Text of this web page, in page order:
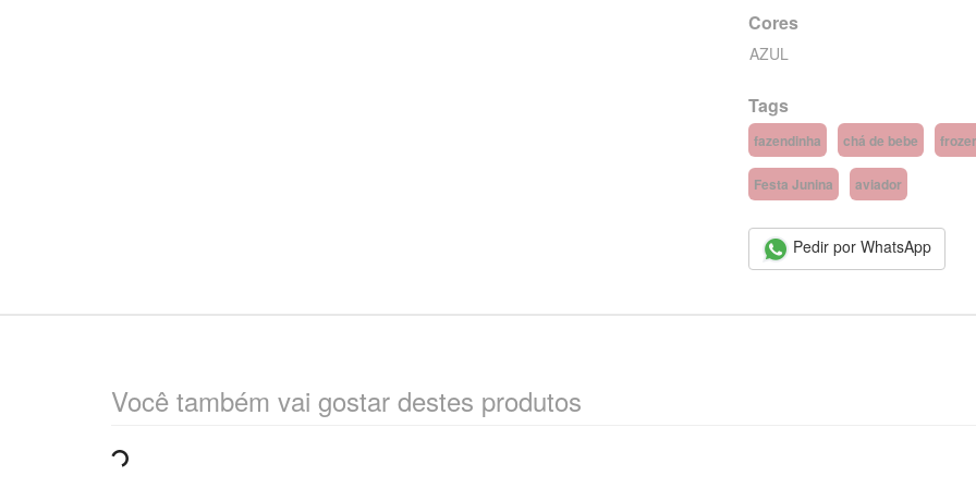
Cores
AZUL
Tags
fazendinha chá de bebe
Festa Junina aviador
Pedir por WhatsApp
Você também vai gostar destes produtos